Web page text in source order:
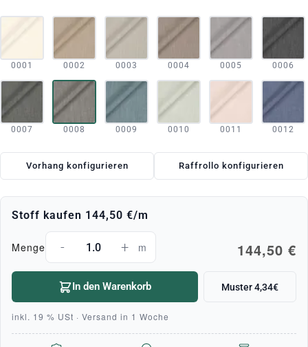
0001 0002 0003 0004 0005 0006
0007 0008 0009 0010 0011 0012
Vorhang konfigurieren Raffrollo konfigurieren
Stoff kaufen 144,50 €/m
Menge - + m 144,50 €
In den Warenkorb Muster 4,34€
inkl. 19 % USt · Versand in 1 Woche